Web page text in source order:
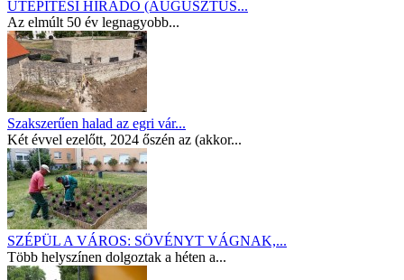
ÚTÉPÍTÉSI HÍRADÓ (AUGUSZTUS...
Az elmúlt 50 év legnagyobb...
Szakszerűen halad az egri vár...
Két évvel ezelőtt, 2024 őszén az (akkor...
SZÉPÜL A VÁROS: SÖVÉNYT VÁGNAK,...
Több helyszínen dolgoztak a héten a...